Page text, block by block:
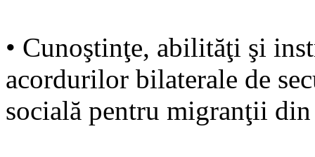
• Cunoştinţe, abilităţi şi
acordurilor bilaterale de
socială pentru migranţii